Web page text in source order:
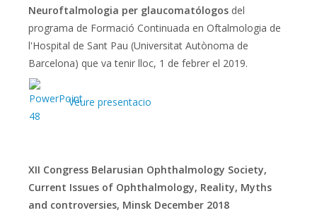
Neuroftalmologia per glaucomatólogos del
programa de Formació Continuada en Oftalmologia de
l'Hospital de Sant Pau (Universitat Autònoma de
Barcelona) que va tenir lloc, 1 de febrer el 2019.
Veure presentacio
XII Congress Belarusian Ophthalmology Society,
Current Issues of Ophthalmology, Reality, Myths
and controversies, Minsk December 2018